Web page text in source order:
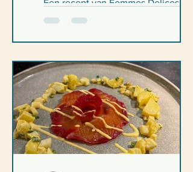
Een recept van Femmes Delices
Schelvis met peterseliekorst en
personen Voor 4 personen 50g...